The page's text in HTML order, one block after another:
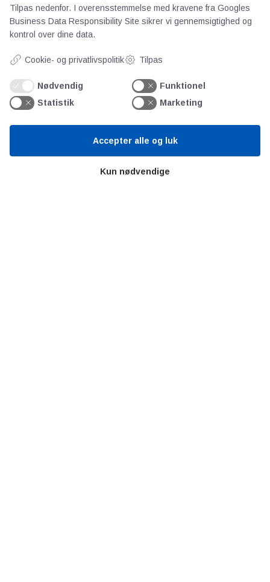
browser til næste gang jeg kommenterer.
Tilpas nedenfor. I overensstemmelse med kravene fra Googles
Business Data Responsibility Site sikrer vi gennemsigtighed og
kontrol over dine data.
Cookie- og privatlivspolitik Tilpas
Nødvendig
Funktionel
Statistik
Marketing
Kun nødvendige
Accepter alle og luk